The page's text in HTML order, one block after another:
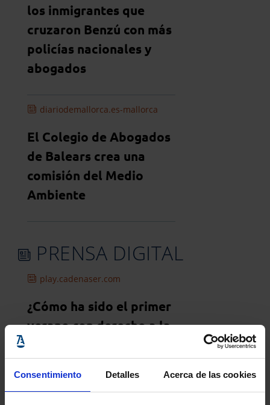
Consentimiento Detalles Acerca de las cookies
los inmigrantes que
cruzaron Benzú con más
policías nacionales y
abogados
diariodemallorca.es-mallorca
El Colegio de Abogados
de Balears crea una
comisión del Medio
Ambiente
PRENSA DIGITAL
play.cadenaser.com
¿Cómo ha sido el primer
verano con derecho a la
vigor?